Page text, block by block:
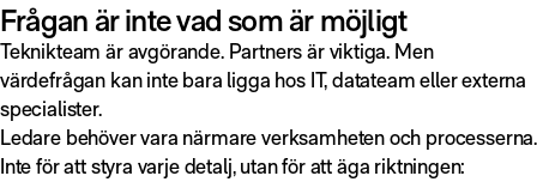
Frågan är inte vad som är möjligt
Teknikteam är avgörande. Partners är viktiga. Men
värdefrågan kan inte bara ligga hos IT, datateam eller externa
specialister.
Ledare behöver vara närmare verksamheten och processerna.
Inte för att styra varje detalj, utan för att äga riktningen: